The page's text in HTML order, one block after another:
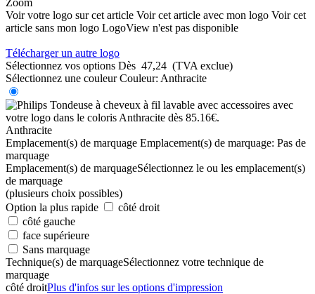
Voir votre logo sur cet article Voir cet article avec mon logo Voir cet
article sans mon logo LogoView n'est pas disponible
Télécharger un autre logo
Sélectionnez vos options Dès 47,24 (TVA exclue)
Sélectionnez une couleur Couleur: Anthracite
Anthracite
Emplacement(s) de marquage Emplacement(s) de marquage: Pas de
marquage
Emplacement(s) de marquageSélectionnez le ou les emplacement(s)
de marquage
(plusieurs choix possibles)
Option la plus rapide
côté droit
côté gauche
face supérieure
Sans marquage
Technique(s) de marquageSélectionnez votre technique de
marquage
côté droitPlus d'infos sur les options d'impression